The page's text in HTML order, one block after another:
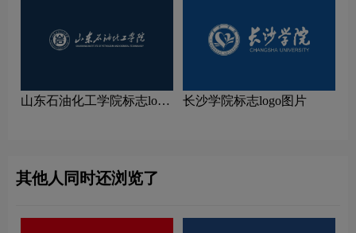
山东石油化工学院标志logo
长沙学院标志logo图片
其他人同时还浏览了